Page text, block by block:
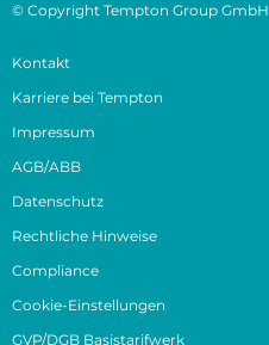
© Copyright Tempton Group GmbH
Kontakt
Karriere bei Tempton
Impressum
AGB/ABB
Datenschutz
Rechtliche Hinweise
Compliance
Cookie-Einstellungen
GVP/DGB Basistarifwerk